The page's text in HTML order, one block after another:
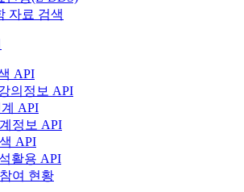
자료 검색
API
의정보 API
API
정보 API
API
활용 API
여 현황